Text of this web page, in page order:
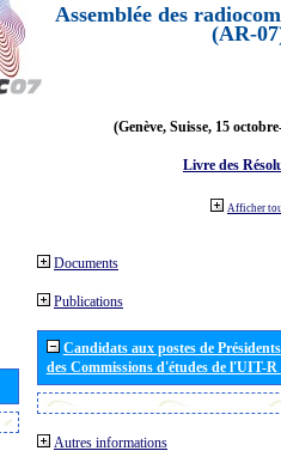
Assemblée des
(AR-
(Genève, Suisse, 15
Livre des
Afficher
Documents
Publications
Candidats aux postes de
des Commissions d'études de l'UIT-
Autres informations